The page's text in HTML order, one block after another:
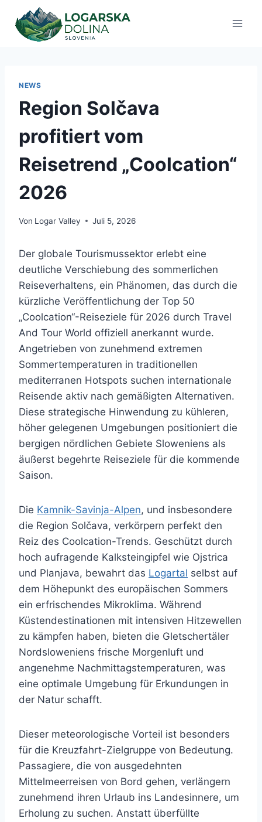
Inhalt
springen
NEWS
Region Solčava
profitiert vom
Reisetrend „Coolcation“
2026
Von Logar Valley Juli 5, 2026
Der globale Tourismussektor erlebt eine
deutliche Verschiebung des sommerlichen
Reiseverhaltens, ein Phänomen, das durch die
kürzliche Veröffentlichung der Top 50
„Coolcation“-Reiseziele für 2026 durch Travel
And Tour World offiziell anerkannt wurde.
Angetrieben von zunehmend extremen
Sommertemperaturen in traditionellen
mediterranen Hotspots suchen internationale
Reisende aktiv nach gemäßigten Alternativen.
Diese strategische Hinwendung zu kühleren,
höher gelegenen Umgebungen positioniert die
bergigen nördlichen Gebiete Sloweniens als
äußerst begehrte Reiseziele für die kommende
Saison.
Die Kamnik-Savinja-Alpen, und insbesondere
die Region Solčava, verkörpern perfekt den
Reiz des Coolcation-Trends. Geschützt durch
hoch aufragende Kalksteingipfel wie Ojstrica
und Planjava, bewahrt das Logartal selbst auf
dem Höhepunkt des europäischen Sommers
ein erfrischendes Mikroklima. Während
Küstendestinationen mit intensiven Hitzewellen
zu kämpfen haben, bieten die Gletschertäler
Nordsloweniens frische Morgenluft und
angenehme Nachmittagstemperaturen, was
eine optimale Umgebung für Erkundungen in
der Natur schafft.
Dieser meteorologische Vorteil ist besonders
für die Kreuzfahrt-Zielgruppe von Bedeutung.
Passagiere, die von ausgedehnten
Mittelmeerreisen von Bord gehen, verlängern
zunehmend ihren Urlaub ins Landesinnere, um
Erholung zu suchen. Anstatt überfüllte